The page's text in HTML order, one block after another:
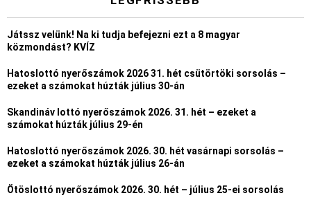
Játssz velünk! Na ki tudja befejezni ezt a 8 magyar
közmondást? KVÍZ
Hatoslottó nyerőszámok 2026 31. hét csütörtöki sorsolás –
ezeket a számokat húzták július 30-án
Skandináv lottó nyerőszámok 2026. 31. hét – ezeket a
számokat húzták július 29-én
Hatoslottó nyerőszámok 2026. 30. hét vasárnapi sorsolás –
ezeket a számokat húzták július 26-án
Ötöslottó nyerőszámok 2026. 30. hét – július 25-ei sorsolás